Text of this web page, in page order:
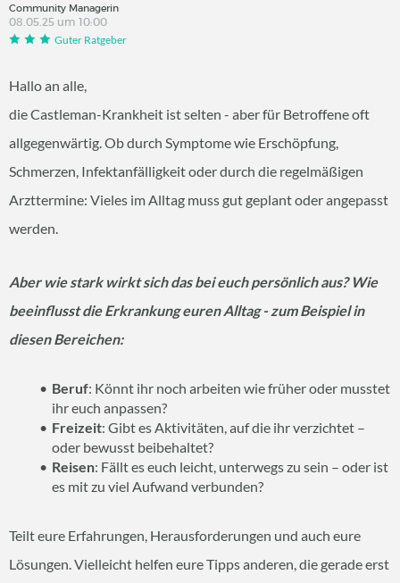
Community Managerin
08.05.25 um 10:00
Guter Ratgeber
Hallo an alle,
die Castleman-Krankheit ist selten - aber für Betroffene oft
allgegenwärtig. Ob durch Symptome wie Erschöpfung,
Schmerzen, Infektanfälligkeit oder durch die regelmäßigen
Arzttermine: Vieles im Alltag muss gut geplant oder angepasst
werden.
Aber wie stark wirkt sich das bei euch persönlich aus? Wie
beeinflusst die Erkrankung euren Alltag - zum Beispiel in
diesen Bereichen:
Beruf: Könnt ihr noch arbeiten wie früher oder musstet
ihr euch anpassen?
Freizeit: Gibt es Aktivitäten, auf die ihr verzichtet –
oder bewusst beibehaltet?
Reisen: Fällt es euch leicht, unterwegs zu sein – oder ist
es mit zu viel Aufwand verbunden?
Teilt eure Erfahrungen, Herausforderungen und auch eure
Lösungen. Vielleicht helfen eure Tipps anderen, die gerade erst